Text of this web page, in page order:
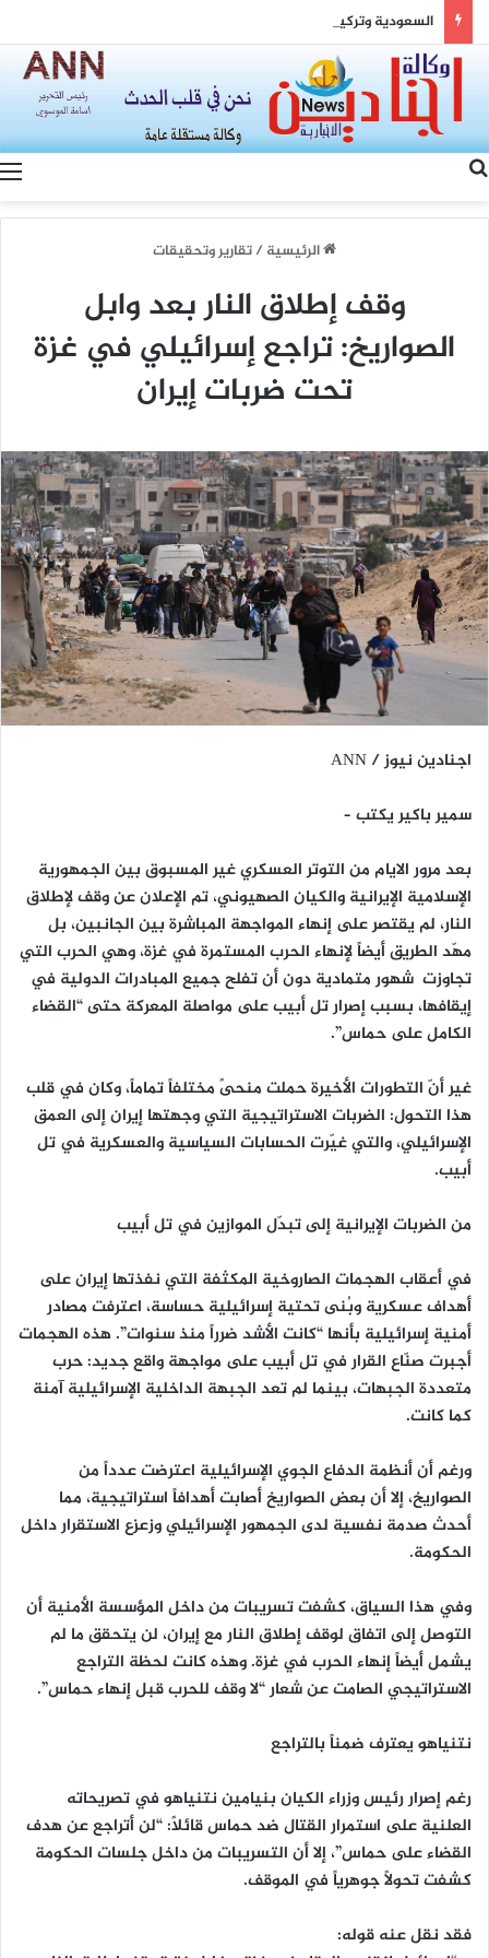
السعودية وتركيا وباكستان: مثلث القوة وصياغة شرق أوسط جديد
الرئيسية/تقارير وتحقيقات
وقف إطلاق النار بعد وابل
الصواريخ: تراجع إسرائيلي في غزة
تحت ضربات إيران
اجنادين نيوز / ANN
سمير باكير يكتب –
بعد مرور الایام من التوتر العسكري غير المسبوق بين الجمهورية
الإسلامية الإيرانية والكيان الصهيوني، تم الإعلان عن وقف لإطلاق
النار، لم يقتصر على إنهاء المواجهة المباشرة بين الجانبين، بل
مهّد الطريق أيضاً لإنهاء الحرب المستمرة في غزة، وهي الحرب التي
تجاوزت شهور متمادیة دون أن تفلح جميع المبادرات الدولية في
إيقافها، بسبب إصرار تل أبيب على مواصلة المعركة حتى “القضاء
الكامل على حماس”.
غير أنّ التطورات الأخيرة حملت منحىً مختلفاً تماماً، وكان في قلب
هذا التحول: الضربات الاستراتيجية التي وجهتها إيران إلى العمق
الإسرائيلي، والتي غيّرت الحسابات السياسية والعسكرية في تل
أبيب.
من الضربات الإيرانية إلى تبدّل الموازين في تل أبيب
في أعقاب الهجمات الصاروخية المكثفة التي نفذتها إيران على
أهداف عسكرية وبُنى تحتية إسرائيلية حساسة، اعترفت مصادر
أمنية إسرائيلية بأنها “كانت الأشد ضرراً منذ سنوات”. هذه الهجمات
أجبرت صنّاع القرار في تل أبيب على مواجهة واقع جديد: حرب
متعددة الجبهات، بينما لم تعد الجبهة الداخلية الإسرائيلية آمنة
كما كانت.
ورغم أن أنظمة الدفاع الجوي الإسرائيلية اعترضت عدداً من
الصواريخ، إلا أن بعض الصواريخ أصابت أهدافاً استراتيجية، مما
أحدث صدمة نفسية لدى الجمهور الإسرائيلي وزعزع الاستقرار داخل
الحكومة.
وفي هذا السياق، كشفت تسريبات من داخل المؤسسة الأمنية أن
التوصل إلى اتفاق لوقف إطلاق النار مع إيران، لن يتحقق ما لم
يشمل أيضاً إنهاء الحرب في غزة. وهذه كانت لحظة التراجع
الاستراتيجي الصامت عن شعار “لا وقف للحرب قبل إنهاء حماس”.
نتنياهو يعترف ضمناً بالتراجع
رغم إصرار رئيس وزراء الكيان بنيامين نتنياهو في تصريحاته
العلنية على استمرار القتال ضد حماس قائلاً: “لن أتراجع عن هدف
القضاء على حماس”، إلا أن التسريبات من داخل جلسات الحكومة
كشفت تحولاً جوهرياً في الموقف.
فقد نقل عنه قوله: